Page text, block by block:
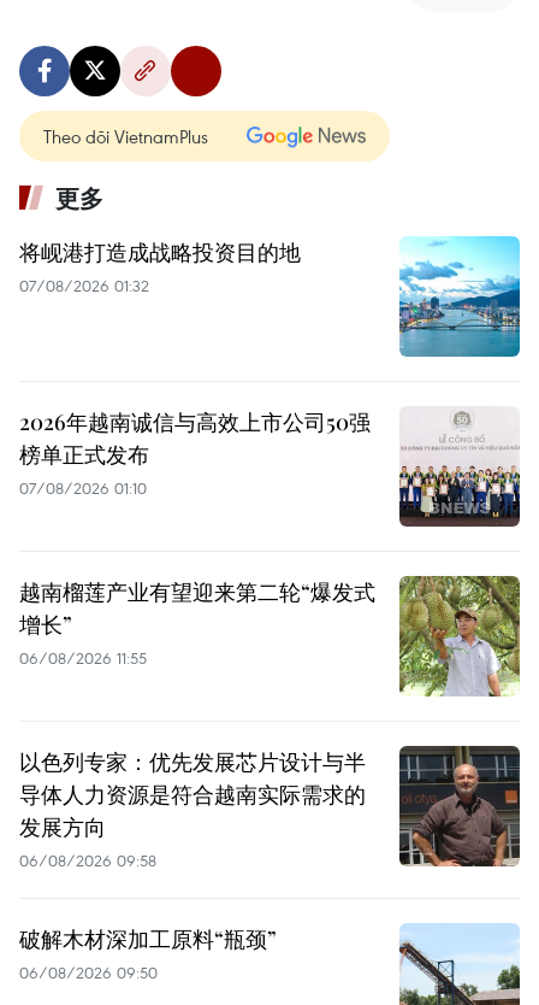
Theo dõi VietnamPlus
更多
将岘港打造成战略投资目的地
07/08/2026 01:32
2026年越南诚信与高效上市公司50强
榜单正式发布
07/08/2026 01:10
越南榴莲产业有望迎来第二轮“爆发式
增长”
06/08/2026 11:55
以色列专家：优先发展芯片设计与半
导体人力资源是符合越南实际需求的
发展方向
06/08/2026 09:58
破解木材深加工原料“瓶颈”
06/08/2026 09:50